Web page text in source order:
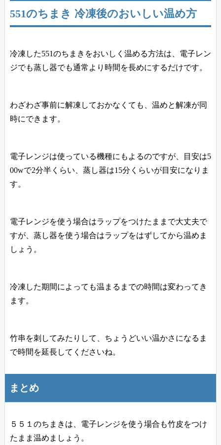
551のちまき 冷凍後のおいしい温め方
冷凍した551のちまきをおいしく温める方法は、電子レン
ジでも蒸し器でも通常より時間を長めにするだけです。
わざわざ事前に解凍しておかなくても、温めと解凍が同
時にできます。
電子レンジは使っている機種にもよるのですが、目安は5
00wで2分半くらい、蒸し器は15分くらいが目安になりま
す。
電子レンジを使う場合はラップをつけたままで大丈夫で
すが、蒸し器を使う場合はラップをはずしてから温めま
しょう。
冷凍した期間によっても温まるまでの時間は変わってき
ます。
竹串を刺してみたりして、ちょうどいい温かさになるま
で時間を延長してくださいね。
まとめ
５５１のちまきは、電子レンジを使う場合も竹皮をつけ
たまま温めましょう。